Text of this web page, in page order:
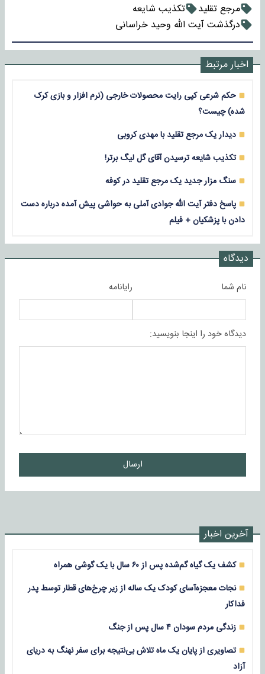
مرجع تقلید
تکذیب شایعه
درگذشت آیت الله وحید خراسانی
اخبار مرتبط
حکم شرعی کپی رایت محصولات خارجی (نرم افزار و بازی کرک
شده) چیست؟
دیدار یک مرجع تقلید با مهدی کروبی
تکذیب شایعه ترسیدن آقای گل لیگ برتر!
سنگ مزار جدید یک مرجع تقلید در کوفه
پاسخ دفتر آیت الله جوادی آملی به حواشی پیش آمده درباره دست
دادن با پزشکیان + فیلم
دیدگاه
نام شما رایانامه
دیدگاه خود را اینجا بنویسید:
ارسال
آخرین اخبار
کشف یک گیاه گم‌شده پس از ۶۰ سال با یک گوشی همراه
نجات معجزه‌آسای کودک یک ساله از زیر چرخ‌های قطار توسط پدر
فداکار
زندگی مردم سودان ۴ سال پس از جنگ
تصاویری از پایان یک ماه تلاش بی‌نتیجه برای سفر نهنگ به دریای
آزاد